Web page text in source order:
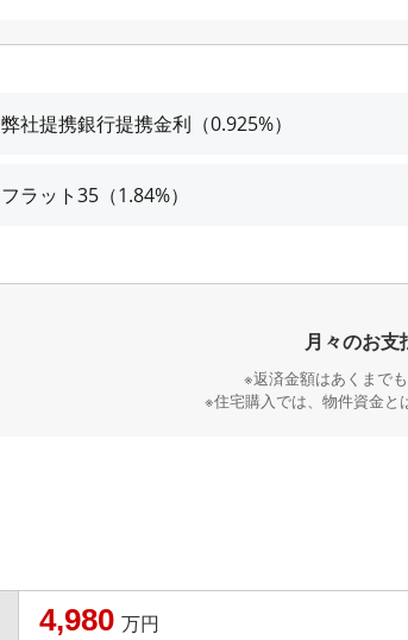
弊社提携銀行提携金利（0.925%）
フラット35（1.84%）
月々のお支
※返済金額はあくまで
※住宅購入では、物件資金と
4,980 万円